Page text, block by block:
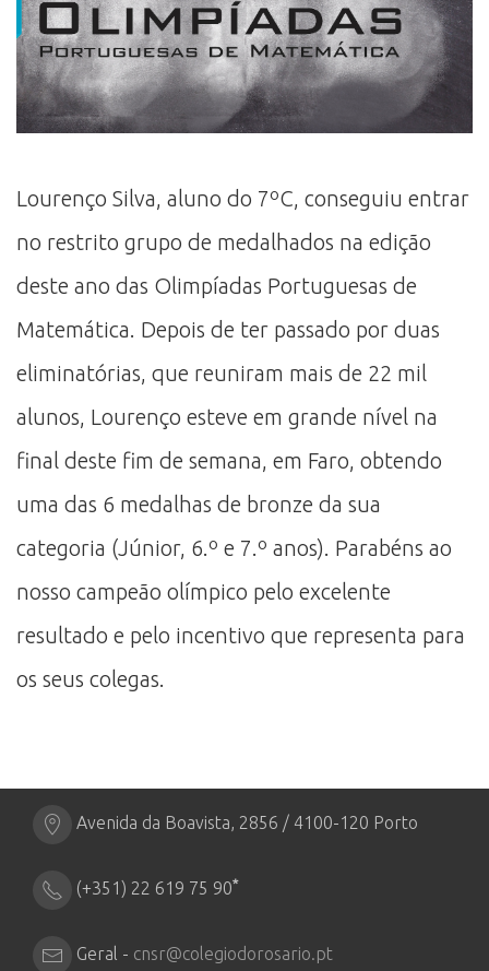
Lourenço Silva, aluno do 7ºC, conseguiu entrar
no restrito grupo de medalhados na edição
deste ano das Olimpíadas Portuguesas de
Matemática. Depois de ter passado por duas
eliminatórias, que reuniram mais de 22 mil
alunos, Lourenço esteve em grande nível na
final deste fim de semana, em Faro, obtendo
uma das 6 medalhas de bronze da sua
categoria (Júnior, 6.º e 7.º anos). Parabéns ao
nosso campeão olímpico pelo excelente
resultado e pelo incentivo que representa para
os seus colegas.
Avenida da Boavista, 2856 / 4100-120 Porto
(+351) 22 619 75 90*
Geral - cnsr@colegiodorosario.pt